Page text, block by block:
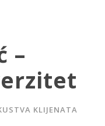
–
KLIJENATA